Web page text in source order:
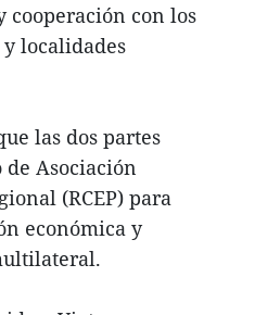
cooperación con los
localidades
las dos partes
Asociación
(RCEP) para
económica y